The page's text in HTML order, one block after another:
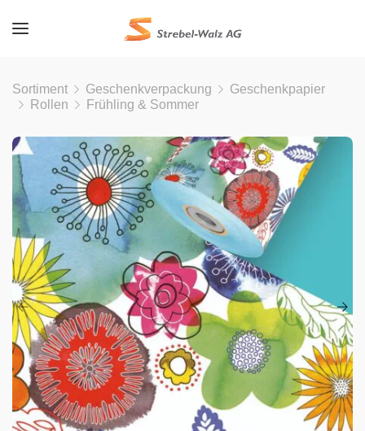
Sortiment Geschenkverpackung
Geschenkpapier
Rollen
Frühling & Sommer